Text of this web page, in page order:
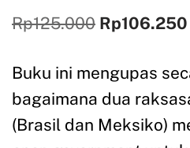
Rp125.000 Rp106.250
Buku ini mengupas
bagaimana dua
(Brasil dan Meksiko)